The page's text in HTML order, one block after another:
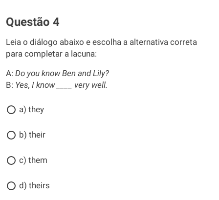
Questão 4
Leia o diálogo abaixo e escolha a alternativa correta
para completar a lacuna:
A: Do you know Ben and Lily?
B: Yes, I know ____ very well.
a) they
b) their
c) them
d) theirs